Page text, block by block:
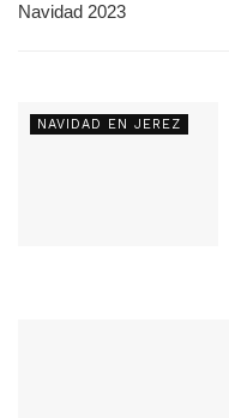
Navidad 2023
NAVIDAD EN JEREZ